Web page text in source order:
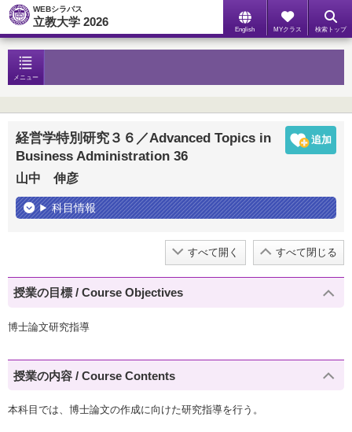
WEBシラバス
立教大学 2026
English MYクラス 検索トップ
メニュー
経営学特別研究３６／Advanced Topics in
Business Administration 36
山中 伸彦
科目情報
すべて開く すべて閉じる
授業の目標 / Course Objectives
博士論文研究指導
授業の内容 / Course Contents
本科目では、博士論文の作成に向けた研究指導を行う。